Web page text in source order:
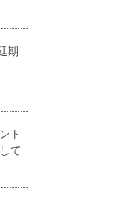
期
ト
て